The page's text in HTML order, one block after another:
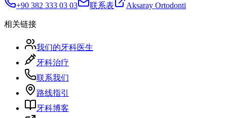
+90 382 333 03 03 联系表 Aksaray Ortodonti
相关链接
我们的牙科医生
牙科治疗
联系我们
路线指引
牙科博客